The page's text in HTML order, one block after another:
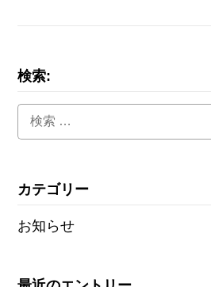
検索:
カテゴリー
お知らせ